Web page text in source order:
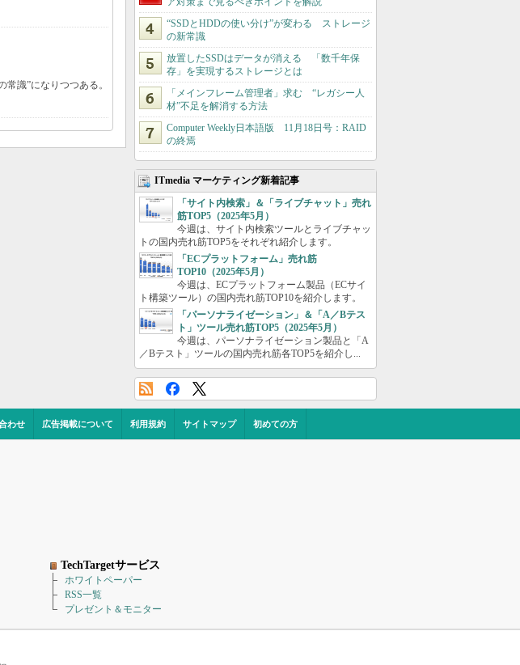
識”になりつつある。
“SSDとHDDの使い分け”が変わる ストレージ
の新常識
放置したSSDはデータが消える 「数千年保
存」を実現するストレージとは
「メインフレーム管理者」求む “レガシー人
材”不足を解消する方法
Computer Weekly日本語版 11月18日号：RAID
の終焉
ITmedia マーケティング新着記事
「サイト内検索」＆「ライブチャット」売れ
筋TOP5（2025年5月）
今週は、サイト内検索ツールとライブチャッ
トの国内売れ筋TOP5をそれぞれ紹介します。
「ECプラットフォーム」売れ筋
TOP10（2025年5月）
今週は、ECプラットフォーム製品（ECサイ
ト構築ツール）の国内売れ筋TOP10を紹介します。
「パーソナライゼーション」＆「A／Bテス
ト」ツール売れ筋TOP5（2025年5月）
今週は、パーソナライゼーション製品と「A
／Bテスト」ツールの国内売れ筋各TOP5を紹介し...
わせ 広告掲載について 利用規約 サイトマップ 初めての方
TechTargetサービス
ホワイトペーパー
RSS一覧
プレゼント＆モニター